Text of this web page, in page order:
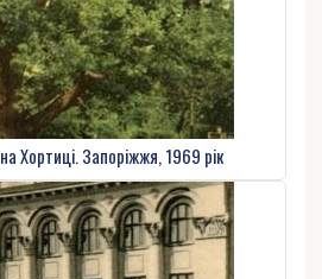
Хортиці. Запоріжжя, 1969 рік